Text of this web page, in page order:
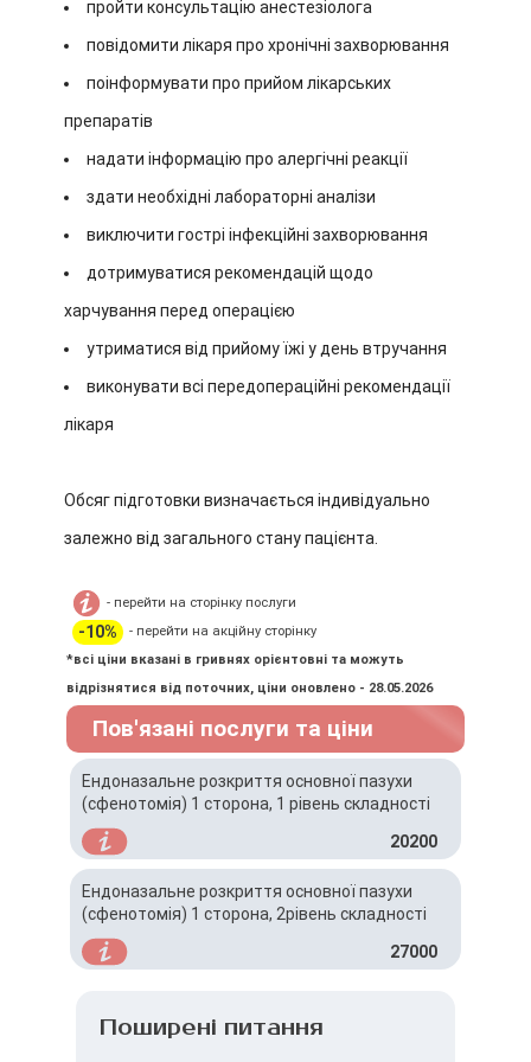
пройти консультацію анестезіолога
повідомити лікаря про хронічні захворювання
поінформувати про прийом лікарських
препаратів
надати інформацію про алергічні реакції
здати необхідні лабораторні аналізи
виключити гострі інфекційні захворювання
дотримуватися рекомендацій щодо
харчування перед операцією
утриматися від прийому їжі у день втручання
виконувати всі передопераційні рекомендації
лікаря
Обсяг підготовки визначається індивідуально
залежно від загального стану пацієнта.
- перейти на сторінку послуги
-10%
- перейти на акційну сторінку
*всі ціни вказані в гривнях орієнтовні та можуть
відрізнятися від поточних, ціни оновлено - 28.05.2026
Пов'язані послуги та ціни
Ендоназальне розкриття основної пазухи
(сфенотомія) 1 сторона, 1 рівень складності
20200
Ендоназальне розкриття основної пазухи
(сфенотомія) 1 сторона, 2рівень складності
27000
Поширені питання